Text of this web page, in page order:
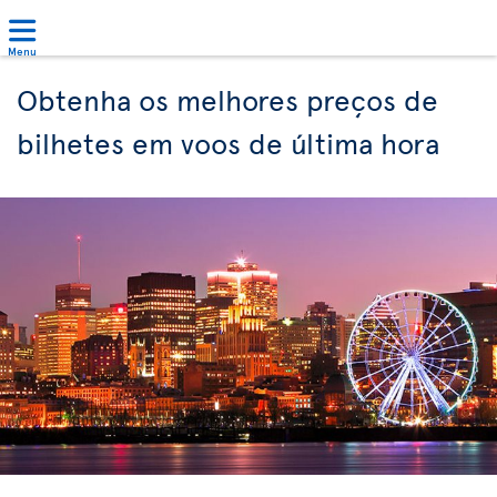
Menu
Obtenha os melhores preços de
bilhetes em voos de última hora